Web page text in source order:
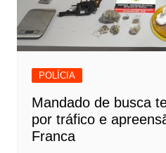
POLÍCIA
Mandado de busca
por tráfico e
Franca